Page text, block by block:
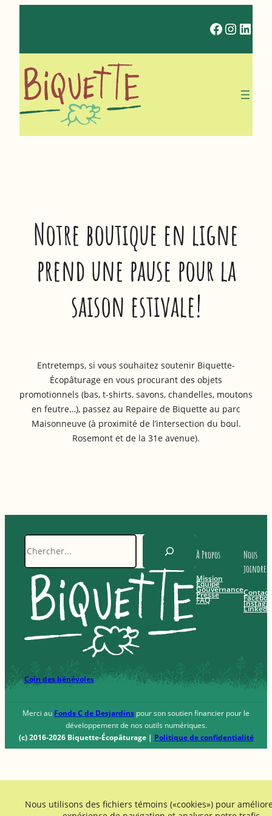
Notre boutique en ligne
prend une pause pour la
saison estivale!
Entretemps, si vous souhaitez soutenir Biquette-
Écopâturage en vous procurant des objets
promotionnels (bas, t-shirts, savons, chandelles, moutons
en feutre…), passez au Repaire de Biquette au parc
Maisonneuve (à proximité de l’intersection du boul.
Rosemont et de la 31e avenue).
Recherche
Coin des bénévoles
À Propos
Mission
Équipe
Gouvernance
Presse
FAQ
Nous
joindre
Contact
Merci au Fonds C de Desjardins pour son soutien financier pour le
développement de nos outils numériques.
(c) 2016-2026 Biquette-Écopâturage | Politique de confidentialité